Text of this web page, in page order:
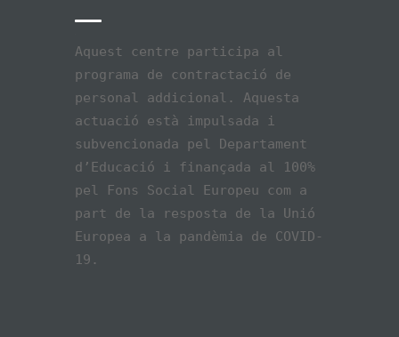
Aquest centre participa al
programa de contractació de
personal addicional. Aquesta
actuació està impulsada i
subvencionada pel Departament
d’Educació i finançada al 100%
pel Fons Social Europeu com a
part de la resposta de la Unió
Europea a la pandèmia de COVID-
19.